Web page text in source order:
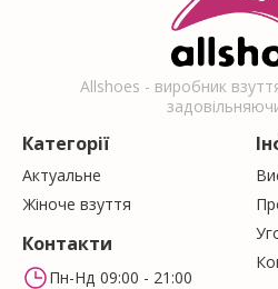
Allshoes - виробник
Категорії
Актуальне
Жіноче взуття
Контакти
Пн-Нд 09:00 - 21:00